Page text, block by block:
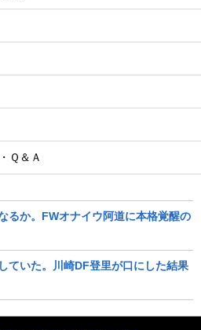
Ｑ＆Ａ
るか。FWオナイウ阿道に本格覚醒の
ていた。川崎DF登里が口にした結果